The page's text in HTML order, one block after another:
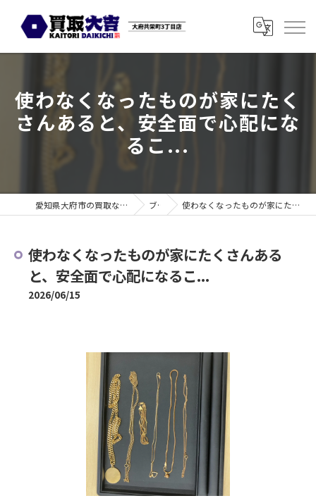
使わなくなったものが家にたく
さんあると、安全面で心配にな
るこ...
愛知県大府市の買取なら買取大吉 大府共栄町3丁目店 ブログ 使わなくなったものが家にたくさんあると、安全面で心配になるこ...
使わなくなったものが家にたくさんある
と、安全面で心配になるこ...
2026/06/15